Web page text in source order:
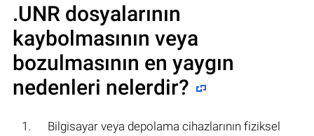
.UNR dosyalarının
kaybolmasının veya
bozulmasının en yaygın
nedenleri nelerdir?
Bilgisayar veya depolama cihazlarının fiziksel